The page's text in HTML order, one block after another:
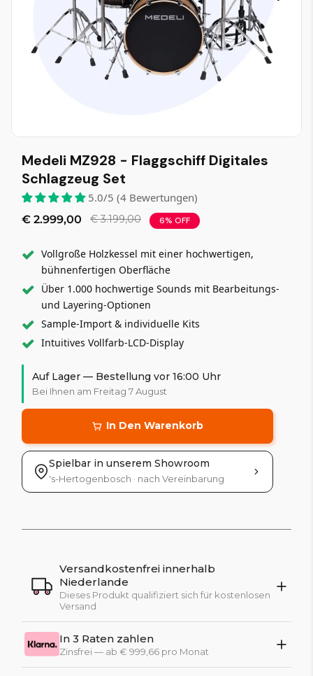
Medeli MZ928 - Flaggschiff Digitales
Schlagzeug Set
5.0/5 (4 Bewertungen)
€ 2.999,00 € 3.199,00 6% OFF
Vollgroße Holzkessel mit einer hochwertigen,
bühnenfertigen Oberfläche
Über 1.000 hochwertige Sounds mit Bearbeitungs-
und Layering-Optionen
Sample-Import & individuelle Kits
Intuitives Vollfarb-LCD-Display
Auf Lager — Bestellung vor 16:00 Uhr
Bei Ihnen am Freitag 7 August
In Den Warenkorb
Spielbar in unserem Showroom
's-Hertogenbosch · nach Vereinbarung
Versandkostenfrei innerhalb
Niederlande
Dieses Produkt qualifiziert sich für kostenlosen
Versand
In 3 Raten zahlen
Zinsfrei — ab € 999,66 pro Monat